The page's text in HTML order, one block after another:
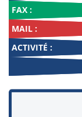
FAX :
MAIL :
ACTIVITÉ :